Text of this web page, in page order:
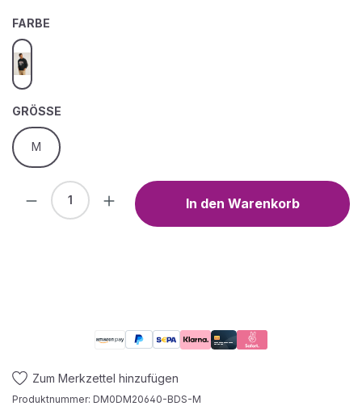
FARBE
black
GRÖSSE
M
Produkt Anzahl: Gib den gewünschten
In den Warenkorb
Zum Merkzettel hinzufügen
Produktnummer: DM0DM20640-BDS-M